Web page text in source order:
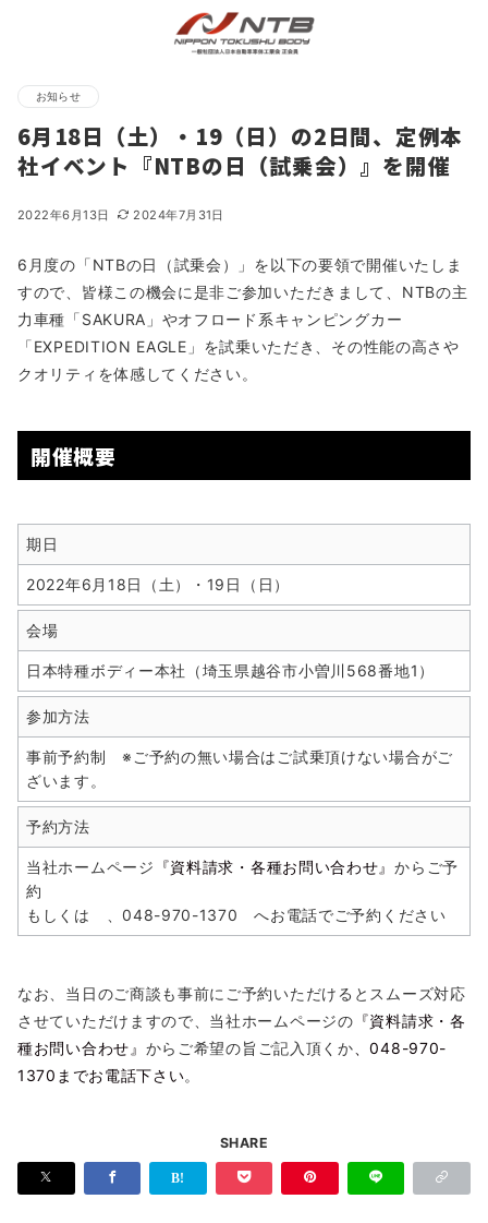
お知らせ
6月18日（土）・19（日）の2日間、定例本
社イベント『NTBの日（試乗会）』を開催
2022年6月13日 2024年7月31日
6月度の「NTBの日（試乗会）」を以下の要領で開催いたしま
すので、皆様この機会に是非ご参加いただきまして、NTBの主
力車種「SAKURA」やオフロード系キャンピングカー
「EXPEDITION EAGLE」を試乗いただき、その性能の高さや
クオリティを体感してください。
開催概要
期日
2022年6月18日（土）・19日（日）
会場
日本特種ボディー本社（埼玉県越谷市小曽川568番地1）
参加方法
事前予約制 ※ご予約の無い場合はご試乗頂けない場合がご
ざいます。
予約方法
当社ホームページ 『資料請求・各種お問い合わせ』からご予
約
もしくは 、048-970-1370 へお電話でご予約ください
なお、当日のご商談も事前にご予約いただけるとスムーズ対応
させていただけますので、当社ホームページの 『資料請求・各
種お問い合わせ』 からご希望の旨ご記入頂くか 、048-970-
1370までお電話下さい。
SHARE